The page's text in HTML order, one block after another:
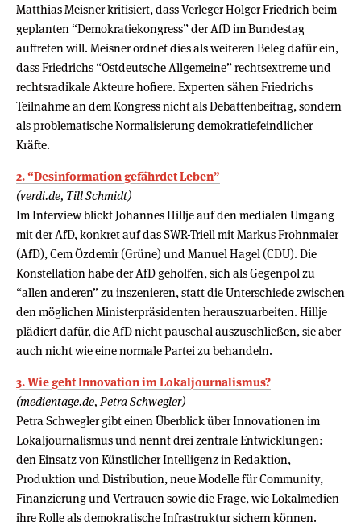
Matthias Meisner kritisiert, dass Verleger Holger Friedrich beim
geplanten “Demokratiekongress” der AfD im Bundestag
auftreten will. Meisner ordnet dies als weiteren Beleg dafür ein,
dass Friedrichs “Ostdeutsche Allgemeine” rechtsextreme und
rechtsradikale Akteure hofiere. Experten sähen Friedrichs
Teilnahme an dem Kongress nicht als Debattenbeitrag, sondern
als problematische Normalisierung demokratiefeindlicher
Kräfte.
2. “Desinformation gefährdet Leben”
(verdi.de, Till Schmidt)
Im Interview blickt Johannes Hillje auf den medialen Umgang
mit der AfD, konkret auf das SWR-Triell mit Markus Frohnmaier
(AfD), Cem Özdemir (Grüne) und Manuel Hagel (CDU). Die
Konstellation habe der AfD geholfen, sich als Gegenpol zu
“allen anderen” zu inszenieren, statt die Unterschiede zwischen
den möglichen Ministerpräsidenten herauszuarbeiten. Hillje
plädiert dafür, die AfD nicht pauschal auszuschließen, sie aber
auch nicht wie eine normale Partei zu behandeln.
3. Wie geht Innovation im Lokaljournalismus?
(medientage.de, Petra Schwegler)
Petra Schwegler gibt einen Überblick über Innovationen im
Lokaljournalismus und nennt drei zentrale Entwicklungen:
den Einsatz von Künstlicher Intelligenz in Redaktion,
Produktion und Distribution, neue Modelle für Community,
Finanzierung und Vertrauen sowie die Frage, wie Lokalmedien
ihre Rolle als demokratische Infrastruktur sichern können.